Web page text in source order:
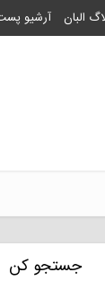
البان آرشیو
جستجو کن